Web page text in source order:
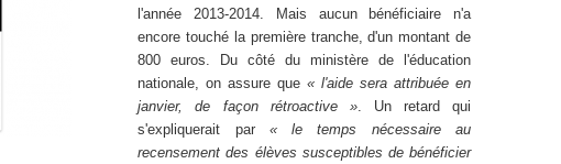
l'année 2013-2014. Mais aucun bénéficiaire n'a
encore touché la première tranche, d'un montant de
800 euros. Du côté du ministère de l'éducation
nationale, on assure que« l'aide sera attribuée en
janvier, de façon rétroactive ». Un retard qui
s'expliquerait par « le temps nécessaire au
recensement des élèves susceptibles de bénéficier